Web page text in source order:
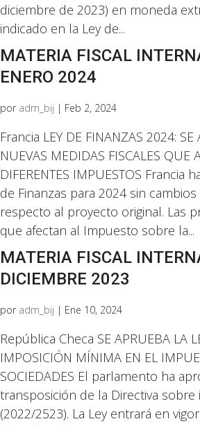
diciembre de 2023) en moneda
indicado en la Ley de...
MATERIA FISCAL
ENERO 2024
por adm_bij | Feb 2, 2024
Francia LEY DE FINANZAS 2024: SE
NUEVAS MEDIDAS FISCALES QUE
DIFERENTES IMPUESTOS Francia
de Finanzas para 2024 sin
respecto al proyecto original. Las
que afectan al Impuesto sobre la...
MATERIA FISCAL
DICIEMBRE 2023
por adm_bij | Ene 10, 2024
República Checa SE APRUEBA LA
IMPOSICIÓN MÍNIMA EN EL
SOCIEDADES El parlamento ha
transposición de la Directiva
(2022/2523). La Ley entrará en